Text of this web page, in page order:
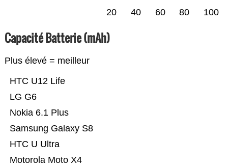
20 40 60 80 100
Capacité Batterie (mAh)
Plus élevé = meilleur
Motorola Moto X4
HTC U Ultra
Samsung Galaxy S8
Nokia 6.1 Plus
LG G6
HTC U12 Life